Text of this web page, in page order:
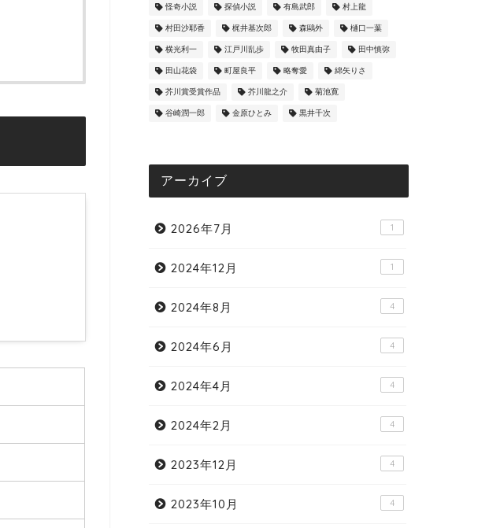
怪奇小説 探偵小説 有島武郎 村上龍
村田沙耶香 梶井基次郎 森鷗外 樋口一葉
横光利一 江戸川乱歩 牧田真由子 田中慎弥
田山花袋 町屋良平 略奪愛 綿矢りさ
芥川賞受賞作品 芥川龍之介 菊池寛
谷崎潤一郎 金原ひとみ 黒井千次
アーカイブ
2026年7月 1
2024年12月 1
2024年8月 4
2024年6月 4
2024年4月 4
2024年2月 4
2023年12月 4
2023年10月 4